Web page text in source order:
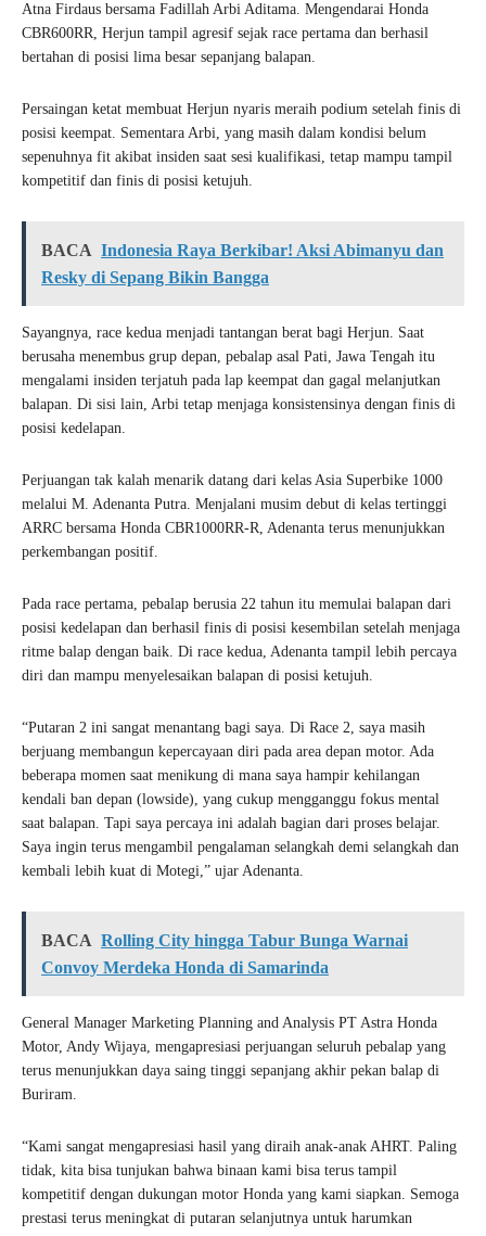
Atna Firdaus bersama Fadillah Arbi Aditama. Mengendarai Honda
CBR600RR, Herjun tampil agresif sejak race pertama dan berhasil
bertahan di posisi lima besar sepanjang balapan.
Persaingan ketat membuat Herjun nyaris meraih podium setelah finis di
posisi keempat. Sementara Arbi, yang masih dalam kondisi belum
sepenuhnya fit akibat insiden saat sesi kualifikasi, tetap mampu tampil
kompetitif dan finis di posisi ketujuh.
BACA Indonesia Raya Berkibar! Aksi Abimanyu dan
Resky di Sepang Bikin Bangga
Sayangnya, race kedua menjadi tantangan berat bagi Herjun. Saat
berusaha menembus grup depan, pebalap asal Pati, Jawa Tengah itu
mengalami insiden terjatuh pada lap keempat dan gagal melanjutkan
balapan. Di sisi lain, Arbi tetap menjaga konsistensinya dengan finis di
posisi kedelapan.
Perjuangan tak kalah menarik datang dari kelas Asia Superbike 1000
melalui M. Adenanta Putra. Menjalani musim debut di kelas tertinggi
ARRC bersama Honda CBR1000RR-R, Adenanta terus menunjukkan
perkembangan positif.
Pada race pertama, pebalap berusia 22 tahun itu memulai balapan dari
posisi kedelapan dan berhasil finis di posisi kesembilan setelah menjaga
ritme balap dengan baik. Di race kedua, Adenanta tampil lebih percaya
diri dan mampu menyelesaikan balapan di posisi ketujuh.
“Putaran 2 ini sangat menantang bagi saya. Di Race 2, saya masih
berjuang membangun kepercayaan diri pada area depan motor. Ada
beberapa momen saat menikung di mana saya hampir kehilangan
kendali ban depan (lowside), yang cukup mengganggu fokus mental
saat balapan. Tapi saya percaya ini adalah bagian dari proses belajar.
Saya ingin terus mengambil pengalaman selangkah demi selangkah dan
kembali lebih kuat di Motegi,” ujar Adenanta.
BACA Rolling City hingga Tabur Bunga Warnai
Convoy Merdeka Honda di Samarinda
General Manager Marketing Planning and Analysis PT Astra Honda
Motor, Andy Wijaya, mengapresiasi perjuangan seluruh pebalap yang
terus menunjukkan daya saing tinggi sepanjang akhir pekan balap di
Buriram.
“Kami sangat mengapresiasi hasil yang diraih anak-anak AHRT. Paling
tidak, kita bisa tunjukan bahwa binaan kami bisa terus tampil
kompetitif dengan dukungan motor Honda yang kami siapkan. Semoga
prestasi terus meningkat di putaran selanjutnya untuk harumkan